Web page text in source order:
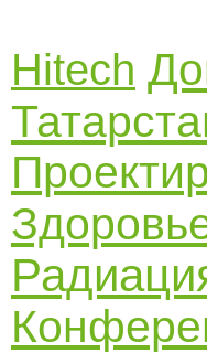
Hitech